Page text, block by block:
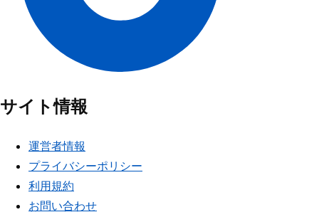
サイト情報
運営者情報
プライバシーポリシー
利用規約
お問い合わせ